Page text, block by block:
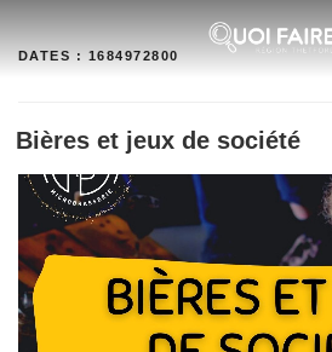
contenu
DATES : 1684972800
Bières et jeux de société